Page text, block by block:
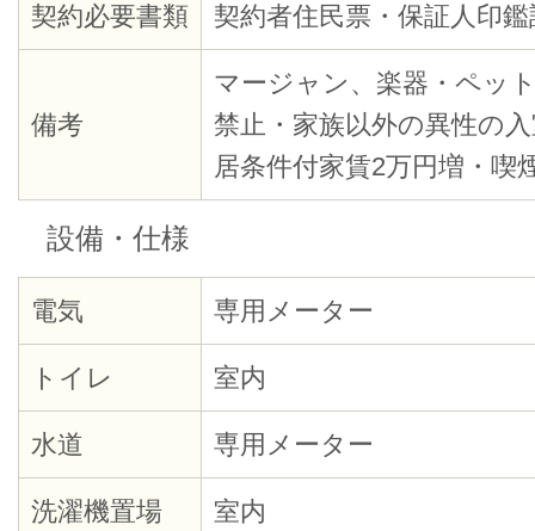
契約必要書類 契約者住民票・保証人印
備考
マージャン、楽器・ペッ
禁止・家族以外の異性の
居条件付家賃2万円増・喫
設備・仕様
電気 専用メーター
トイレ 室内
水道 専用メーター
洗濯機置場 室内